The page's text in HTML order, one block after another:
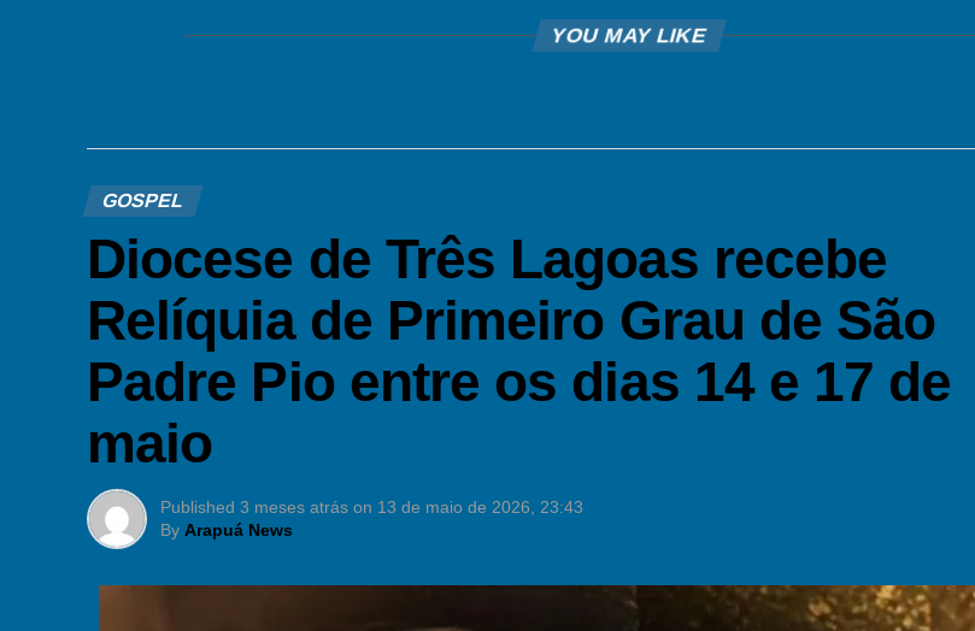
YOU MAY LIKE
GOSPEL
Diocese de Três Lagoas recebe
Relíquia de Primeiro Grau de São
Padre Pio entre os dias 14 e 17 de
maio
Published 3 meses atrás on 13 de maio de 2026, 23:43
By Arapuá News